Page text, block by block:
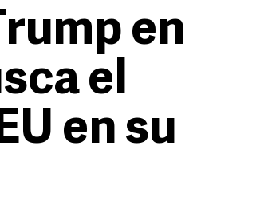
en
el
en su